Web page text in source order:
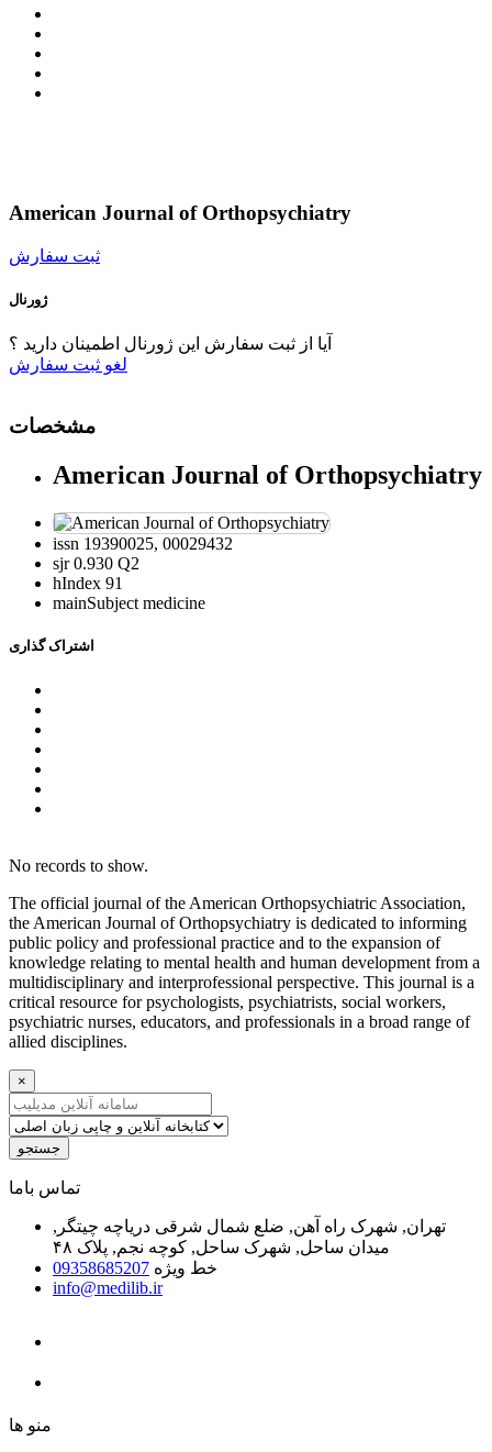
American Journal of Orthopsychiatry
ثبت سفارش
ژورنال
آیا از ثبت سفارش این ژورنال اطمینان دارید ؟
لغو ثبت سفارش
مشخصات
American Journal of Orthopsychiatry
issn 19390025, 00029432
sjr0.930 Q2
hIndex 91
mainSubject medicine
اشتراک گذاری
No records to show.
The official journal of the American Orthopsychiatric Association,
the American Journal of Orthopsychiatry is dedicated to informing
public policy and professional practice and to the expansion of
knowledge relating to mental health and human development from a
multidisciplinary and interprofessional perspective. This journal is a
critical resource for psychologists, psychiatrists, social workers,
psychiatric nurses, educators, and professionals in a broad range of
allied disciplines.
×
جستجو
ﺗﻤﺎﺱ ﺑﺎﻣﺎ
تهران, شهرک راه آهن, ضلع شمال شرقی دریاچه چیتگر,
میدان ساحل, شهرک ساحل, کوچه نجم, پلاک ۴۸
خط ویژه 09358685207
info@medilib.ir
ﻣﻨﻮ ﻫﺎ